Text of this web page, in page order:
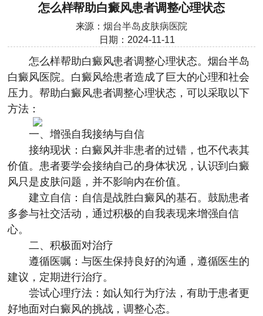
怎么样帮助白癜风患者调整心理状态
来源：烟台半岛皮肤病医院
日期：2024-11-11
怎么样帮助白癜风患者调整心理状态。 烟台半岛
白癜风医院。白癜风给患者造成了巨大的心理和社会
压力。帮助白癜风患者调整心理状态，可以采取以下
方法：
一、增强自我接纳与自信
接纳现状：白癜风并非患者的过错，也不代表其
价值。患者要学会接纳自己的身体状况，认识到白癜
风只是皮肤问题，并不影响内在价值。
建立自信：自信是战胜白癜风的基石。鼓励患者
多参与社交活动，通过积极的自我表现来增强自信
心。
二、积极面对治疗
遵循医嘱：与医生保持良好的沟通，遵循医生的
建议，定期进行治疗。
尝试心理疗法：如认知行为疗法，有助于患者更
好地面对白癜风的挑战，调整心态。